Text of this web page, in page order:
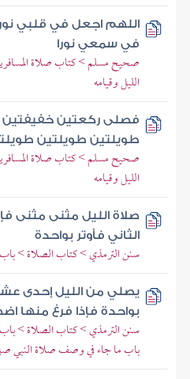
اللهم اجعل في قلبي
في سمعي نورا
صحيح مسلم > كتاب صلاة
الليل وقيامه
فصلى ركعتين
طويلتين طويلتين
صحيح مسلم > كتاب صلاة
الليل وقيامه
صلاة الليل مثنى مثنى
الثاني فأوتر بواحدة
سنن الترمذي > كتاب الصلاة >
يصلي من الليل إحدى
بواحدة فإذا فرغ منها
سنن الترمذي > كتاب الصلاة >
باب ما جاء في وصف صلاة النبي